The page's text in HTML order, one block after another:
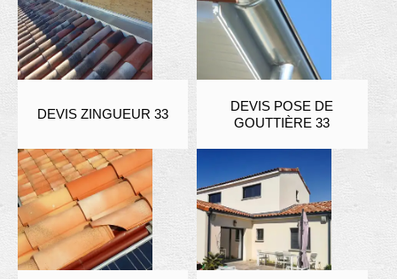
DEVIS ZINGUEUR 33
DEVIS POSE DE
GOUTTIÈRE 33